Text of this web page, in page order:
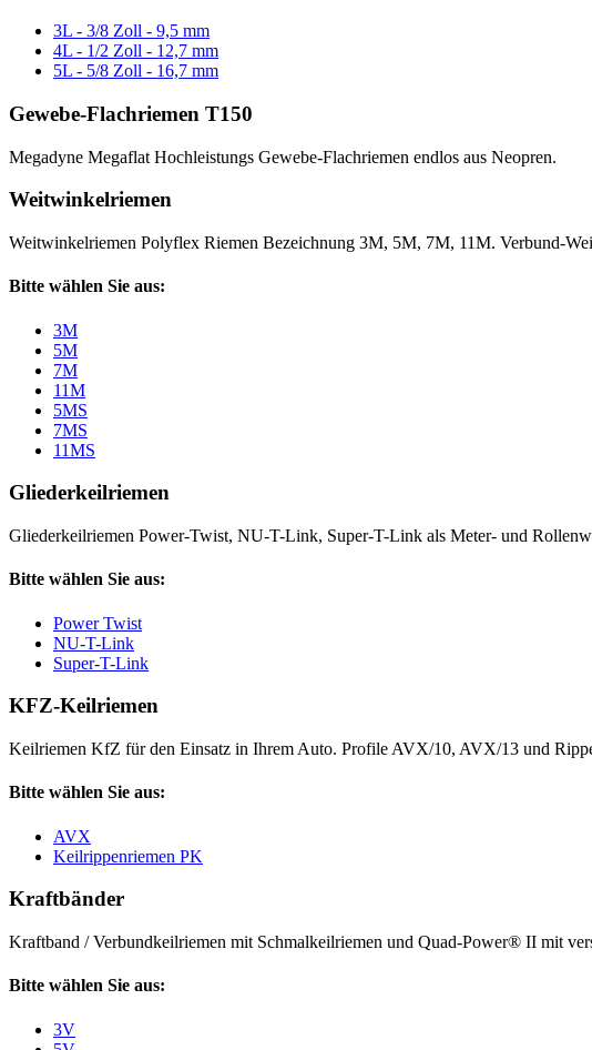
3L - 3/8 Zoll - 9,5 mm
4L - 1/2 Zoll - 12,7 mm
5L - 5/8 Zoll - 16,7 mm
Gewebe-Flachriemen T150
Megadyne Megaflat Hochleistungs Gewebe-Flachriemen endlos aus Neopren.
Weitwinkelriemen
Weitwinkelriemen Polyflex Riemen Bezeichnung 3M, 5M, 7M, 11M. Verbund-
Bitte wählen Sie aus:
3M
5M
7M
11M
5MS
7MS
11MS
Gliederkeilriemen
Gliederkeilriemen Power-Twist, NU-T-Link, Super-T-Link als Meter- und
Bitte wählen Sie aus:
Power Twist
NU-T-Link
Super-T-Link
KFZ-Keilriemen
Keilriemen KfZ für den Einsatz in Ihrem Auto. Profile AVX/10, AVX/13 und
Bitte wählen Sie aus:
AVX
Keilrippenriemen PK
Kraftbänder
Kraftband / Verbundkeilriemen mit Schmalkeilriemen und Quad-Power® II mit
Bitte wählen Sie aus:
3V